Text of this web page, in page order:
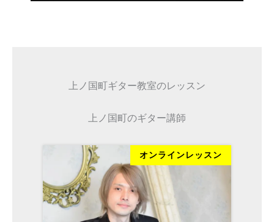
上ノ国町ギター教室のレッスン
上ノ国町のギター講師
オンラインレッスン